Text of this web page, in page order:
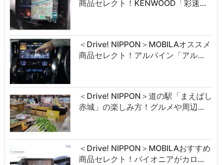
商品セレクト！KENWOOD「彩速…
＜Drive! NIPPON＞MOBILAオススメ
商品セレクト！アルパイン「アル…
＜Drive! NIPPON＞道の駅「まえばし
赤城」の楽しみ方！グルメや周辺…
＜Drive! NIPPON＞MOBILAおすすめ
商品セレクト！パイオニアがカロ…